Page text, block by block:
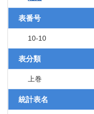
表番号
10-10
表分類
上巻
統計表名